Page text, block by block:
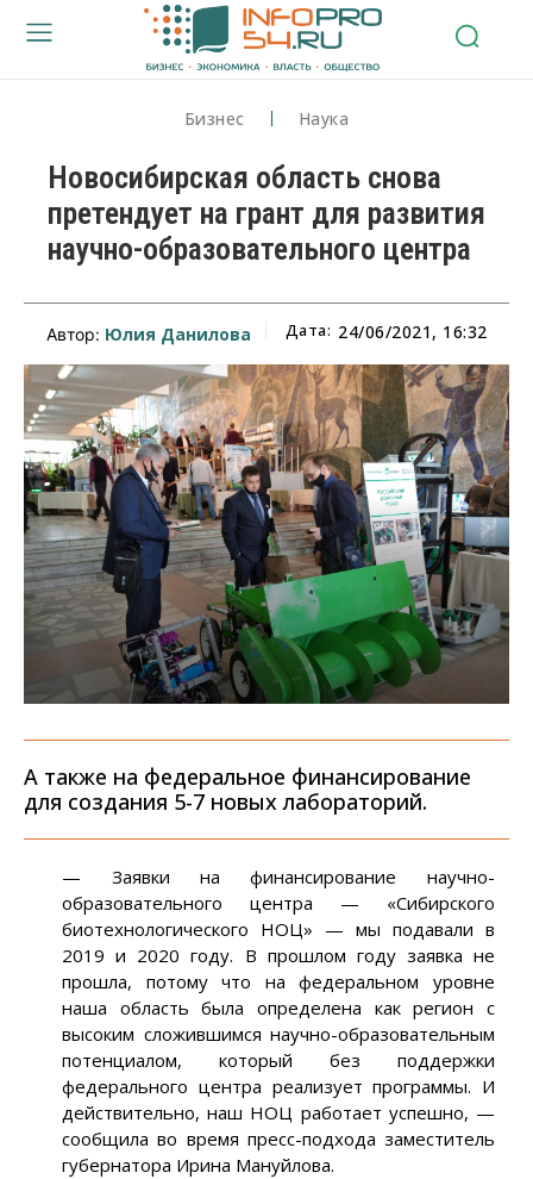
Бизнес Наука
Новосибирская область снова
претендует на грант для развития
научно-образовательного центра
Автор: Юлия Данилова Дата: 24/06/2021, 16:32
А также на федеральное финансирование
для создания 5-7 новых лабораторий.
— Заявки на финансирование научно-
образовательного центра — «Сибирского
биотехнологического НОЦ» — мы подавали в
2019 и 2020 году. В прошлом году заявка не
прошла, потому что на федеральном уровне
наша область была определена как регион с
высоким сложившимся научно-образовательным
потенциалом, который без поддержки
федерального центра реализует программы. И
действительно, наш НОЦ работает успешно, —
сообщила во время пресс-подхода заместитель
губернатора Ирина Мануйлова.